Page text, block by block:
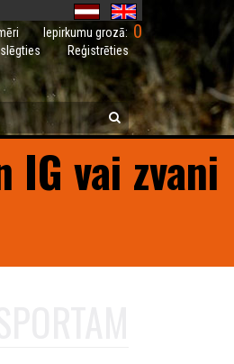
Iepirkumu grozā: 0
Reģistrēties
vai zvani